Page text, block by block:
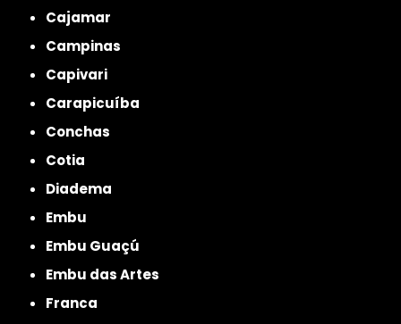
Cajamar
Campinas
Capivari
Carapicuíba
Conchas
Cotia
Diadema
Embu
Embu Guaçú
Embu das Artes
Franca